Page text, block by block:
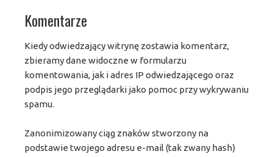
Komentarze
Kiedy odwiedzający witrynę zostawia komentarz,
zbieramy dane widoczne w formularzu
komentowania, jak i adres IP odwiedzającego oraz
podpis jego przeglądarki jako pomoc przy wykrywaniu
spamu.
Zanonimizowany ciąg znaków stworzony na
podstawie twojego adresu e-mail (tak zwany hash)